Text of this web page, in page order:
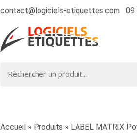
contact@logiciels-etiquettes.com 09
Accueil » Produits » LABEL MATRIX